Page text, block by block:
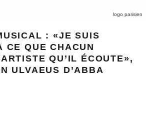
logo parisien
: «JE SUIS
CE QUE CHACUN
QU’IL ÉCOUTE»,
ULVAEUS D’ABBA